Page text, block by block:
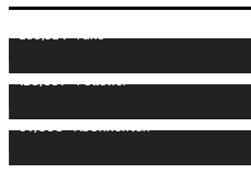
255,324 Fans
128,657 Follower
97,058 Abonnenten